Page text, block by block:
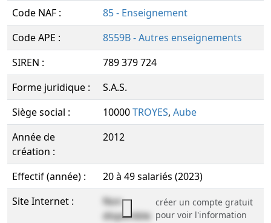
Code NAF :
85 - Enseignement
Code APE :
8559B - Autres enseignements
SIREN :
789 379 724
Forme juridique :
S.A.S.
Siège social :
10000TROYES, Aube
Année de
création :
2012
Effectif (année) :
20 à 49 salariés (2023)
Site Internet :
Non
disponible
créer un compte gratuit
pour voir l'information